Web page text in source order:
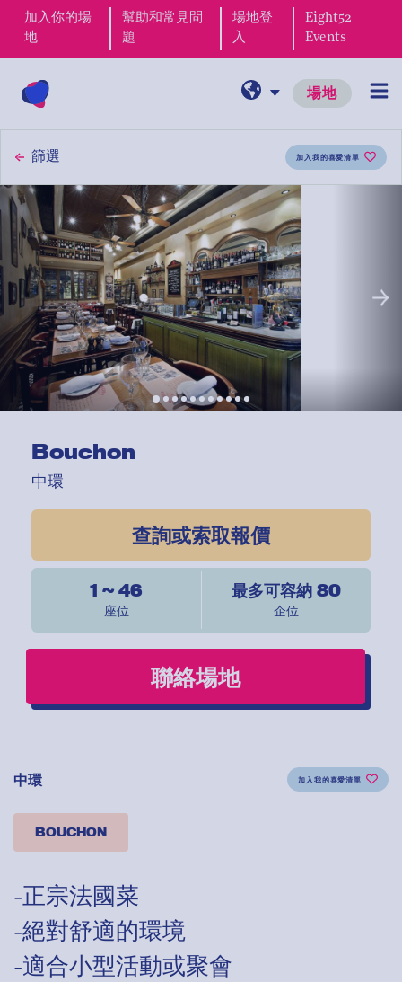
加入你的場
地
幫助和常見問
題
場地登
入
Eight52
Events
場地
篩選 加入我的喜愛清單
中環 加入我的喜愛清單
BOUCHON
-正宗法國菜
-絕對舒適的環境
-適合小型活動或聚會
Bouchon
中環
查詢或索取報價
1 ~ 46
座位
最多可容納 80
企位
聯絡場地